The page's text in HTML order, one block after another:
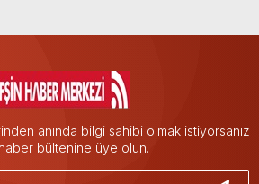
anında bilgi sahibi olmak istiyorsanız
bültenine üye olun.